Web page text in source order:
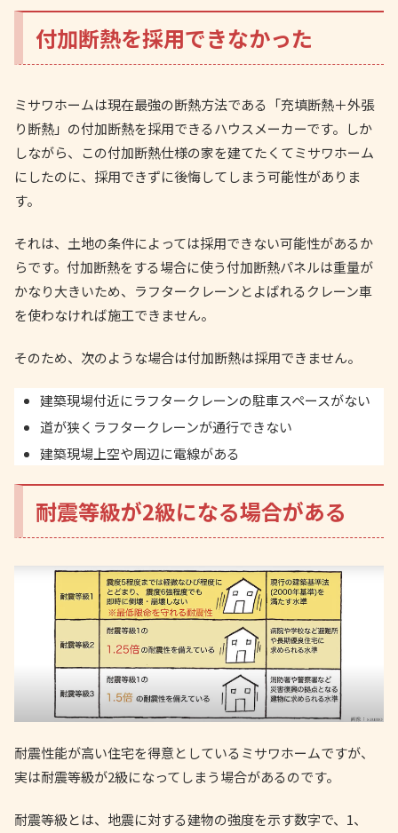
付加断熱を採用できなかった
ミサワホームは現在最強の断熱方法である「充填断熱＋外張
り断熱」の付加断熱を採用できるハウスメーカーです。しか
しながら、この付加断熱仕様の家を建てたくてミサワホーム
にしたのに、採用できずに後悔してしまう可能性がありま
す。
それは、土地の条件によっては採用できない可能性があるか
らです。付加断熱をする場合に使う付加断熱パネルは重量が
かなり大きいため、ラフタークレーンとよばれるクレーン車
を使わなければ施工できません。
そのため、次のような場合は付加断熱は採用できません。
建築現場付近にラフタークレーンの駐車スペースがない
道が狭くラフタークレーンが通行できない
建築現場上空や周辺に電線がある
耐震等級が2級になる場合がある
耐震性能が高い住宅を得意としているミサワホームですが、
実は耐震等級が2級になってしまう場合があるのです。
耐震等級とは、地震に対する建物の強度を示す数字で、1、